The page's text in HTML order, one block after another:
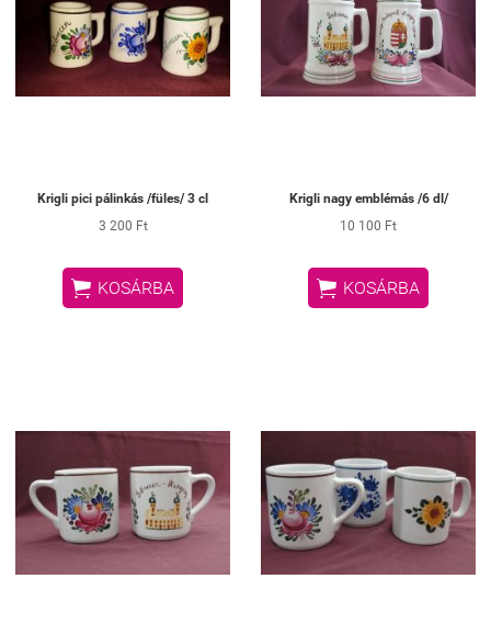
Krigli pici pálinkás /füles/ 3 cl
3 200 Ft
 KOSÁRBA
Krigli nagy emblémás /6 dl/
10 100 Ft
 KOSÁRBA